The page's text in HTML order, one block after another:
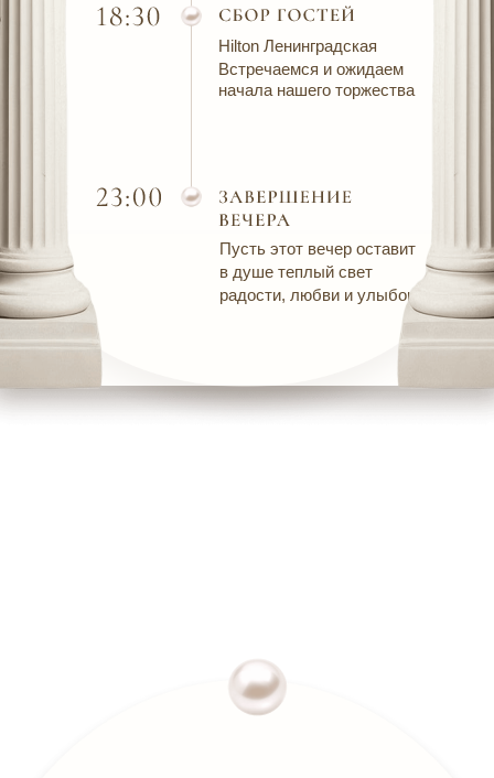
Пусть этот вечер оставит
в душе теплый свет
радости, любви и улыбок
Hilton Ленинградская
Встречаемся и ожидаем
начала нашего торжества